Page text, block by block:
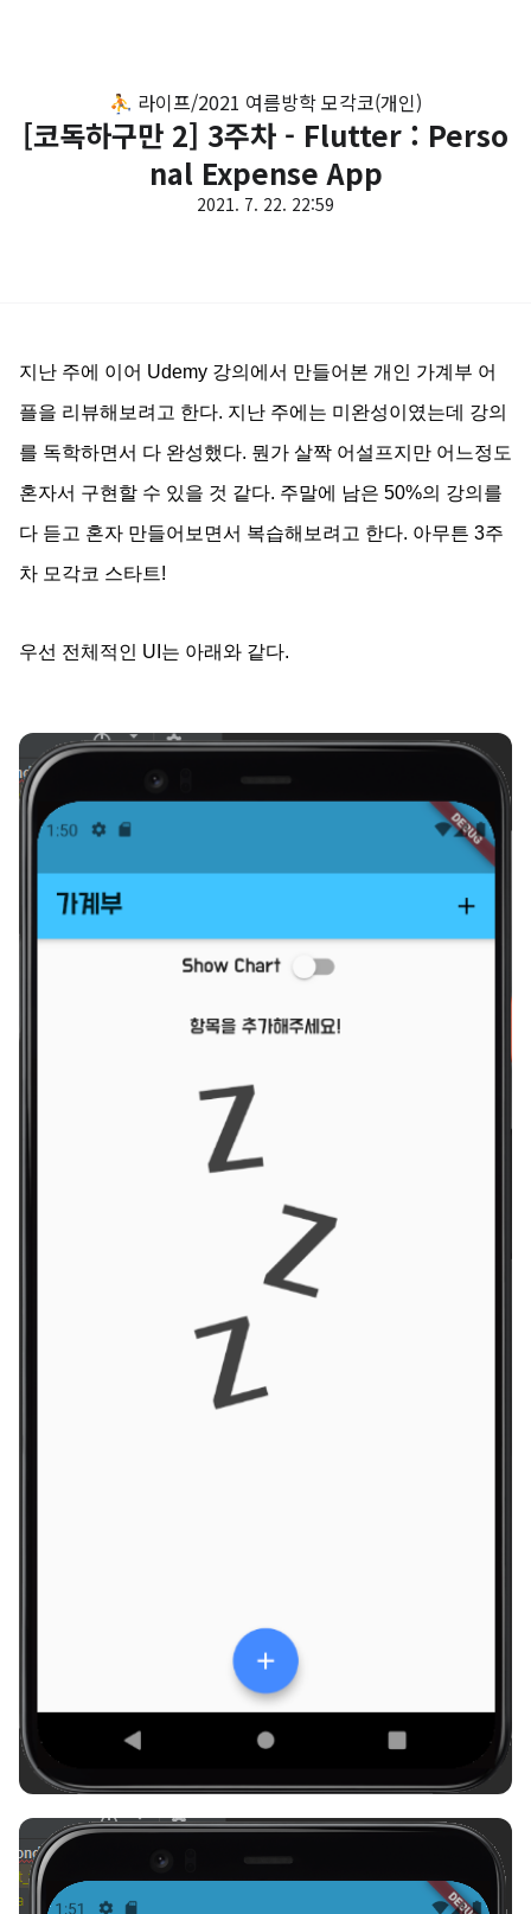
⛹️ 라이프/2021 여름방학 모각코(개인)
[코독하구만 2] 3주차 - Flutter : Perso
nal Expense App
2021. 7. 22. 22:59
지난 주에 이어 Udemy 강의에서 만들어본 개인 가계부 어
플을 리뷰해보려고 한다. 지난 주에는 미완성이였는데 강의
를 독학하면서 다 완성했다. 뭔가 살짝 어설프지만 어느정도
혼자서 구현할 수 있을 것 같다. 주말에 남은 50%의 강의를
다 듣고 혼자 만들어보면서 복습해보려고 한다. 아무튼 3주
차 모각코 스타트!
우선 전체적인 UI는 아래와 같다.